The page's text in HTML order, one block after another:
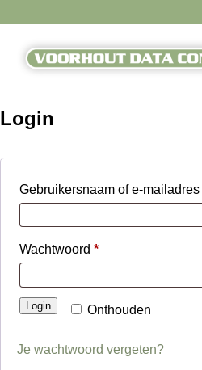
Login
Gebruikersnaam of e-mailadres
Wachtwoord *
Onthouden
Login
Je wachtwoord vergeten?